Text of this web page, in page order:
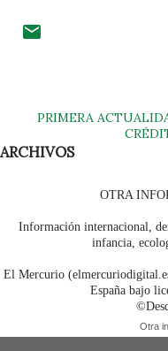
PRIMERA
ARCHIVOS
OTRA
Información internacional,
infancia,
El Mercurio
España bajo
Otra